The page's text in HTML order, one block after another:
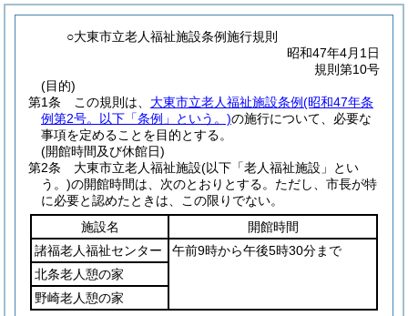
○大東市立老人福祉施設条例施行規則
昭和47年4月1日
規則第10号
(目的)
第1条
この規則は、 大東市立老人福祉施設条例(昭和47年条
例第2号。以下「条例」という。)の施行について、必要な
事項を定めることを目的とする。
(開館時間及び休館日)
第2条
大東市立老人福祉施設(以下「老人福祉施設」とい
う。)の開館時間は、次のとおりとする。 ただし、市長が特
に必要と認めたときは、この限りでない。
施設名
開館時間
諸福老人福祉センター
午前9時から午後5時30分まで
北条老人憩の家
野崎老人憩の家